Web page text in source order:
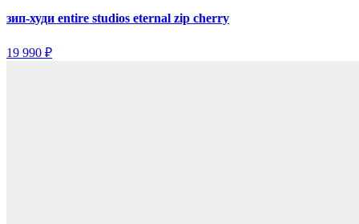
зип-худи entire studios eternal zip cherry
19 990 ₽